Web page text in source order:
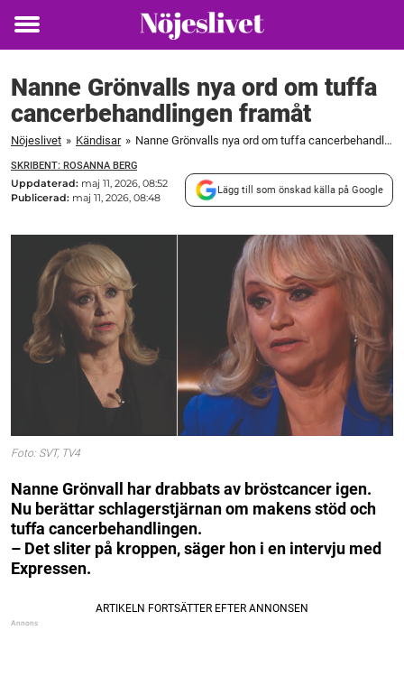
Toggle
Nanne Grönvalls nya ord om tuffa
cancerbehandlingen framåt
Nöjeslivet » Kändisar » Nanne Grönvalls nya ord om tuffa cancerbehandlingen framåt
SKRIBENT: ROSANNA BERG
Uppdaterad: maj 11, 2026, 08:52
Publicerad: maj 11, 2026, 08:48
Lägg till som önskad källa på Google
Foto: SVT, TV4
Nanne Grönvall har drabbats av bröstcancer igen.
Nu berättar schlagerstjärnan om makens stöd och
tuffa cancerbehandlingen.
– Det sliter på kroppen, säger hon i en intervju med
Expressen.